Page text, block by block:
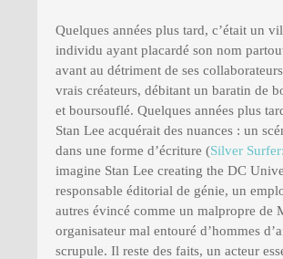
Quelques années plus tard, c’était un
individu ayant placardé son nom
avant au détriment de ses
vrais créateurs, débitant un baratin de
et boursouflé. Quelques années plus
Stan Lee acquérait des nuances : un
dans une forme d’écriture (Silver
imagine Stan Lee creating the DC
responsable éditorial de génie, un
autres évincé comme un malpropre de
organisateur mal entouré d’hommes
scrupule. Il reste des faits, un acteur